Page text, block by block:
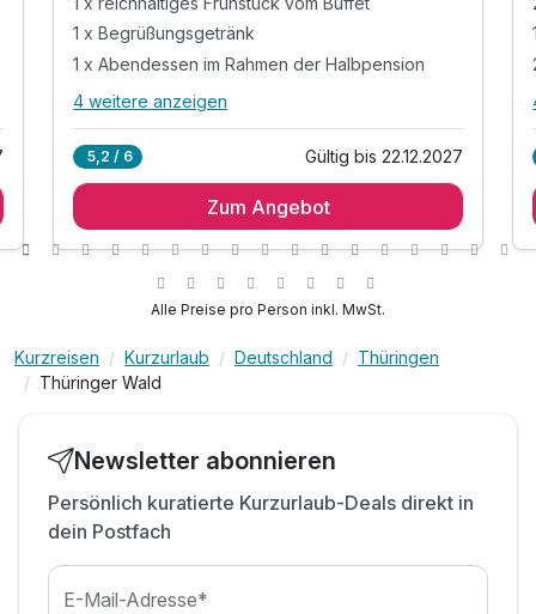
Für 4 Tage p.P. ab305,00 €
Juniorsuite Klassik
2 Erwachsene und 1 Kind
1 x Begrüßungsgetränk
1 x Abendessen im Rahmen der Halbpension
Alle Inklusivleistungen
1 x reichhaltiges Frühstück vom Buffet
inkl. Bier, Wein & Softdrinks zum Abendessen
tägliche Nutzung der Sauna von 15:00 - 21:00 Uhr
tägliche Nutzung vom Innenpool
4 weitere anzeigen
5,2 / 6 Gültig bis 22.12.2027
Zum Angebot
Alle Preise pro Person inkl. MwSt.
Kurzreisen Kurzurlaub Deutschland
Thüringen
Thüringer Wald
Newsletter abonnieren
Persönlich kuratierte Kurzurlaub-Deals direkt in
dein Postfach
E-Mail-Adresse*